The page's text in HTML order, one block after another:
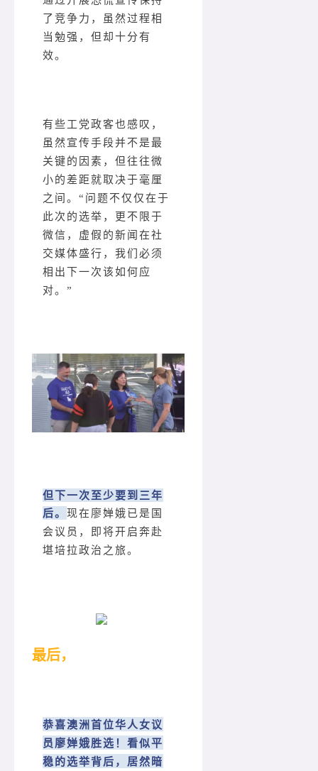
了竞争力，虽然过程相
当勉强，但却十分有
效。
有些工党政客也感叹，
虽然宣传手段并不是最
关键的因素，但往往微
小的差距就取决于毫厘
之间。“问题不仅仅在于
此次的选举，更不限于
微信，虚假的新闻在社
交媒体盛行，我们必须
相出下一次该如何应
对。”
但下一次至少要到三年
后。
现在廖婵娥已是国
会议员，即将开启奔赴
堪培拉政治之旅。
最后，
恭喜澳洲首位华人女议
员廖婵娥胜选！看似平
稳的选举背后，居然暗